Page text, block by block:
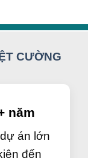
CƯỜNG
năm
án lớn
đến